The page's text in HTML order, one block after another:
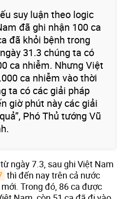
suy luận theo logic
đã ghi nhận 100 ca
đã khỏi bệnh trong
31.3 chúng ta có
ca nhiễm. Nhưng Việt
ca nhiễm vào thời
ta có các giải pháp
giờ phút này các giải
Phó Thủ tướng Vũ
ngày 7.3, sau ghi Việt Nam
thì đến nay trên cả nước
Trong đó, 86 ca được